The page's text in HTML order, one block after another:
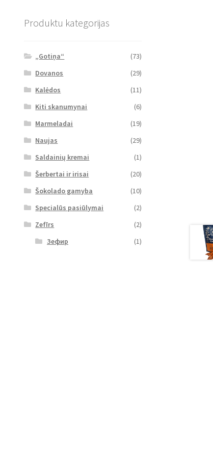
Produktu kategorijas
„Gotiņa“
(73)
Dovanos
(29)
Kalėdos
(11)
Kiti skanumynai
(6)
Marmeladai
(19)
Naujas
(29)
Saldainių kremai
(1)
Šerbertai ir irisai
(20)
Šokolado gamyba
(10)
Specialūs pasiūlymai
(2)
Zefīrs
(2)
Зефир
(1)